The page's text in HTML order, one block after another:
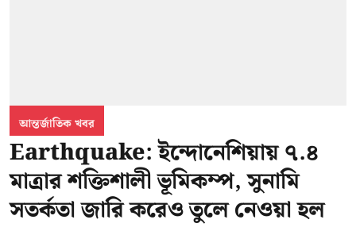
আন্তর্জাতিক খবর
Earthquake: ইন্দোনেশিয়ায় ৭.৪
মাত্রার শক্তিশালী ভূমিকম্প, সুনামি
সতর্কতা জারি করেও তুলে নেওয়া হল